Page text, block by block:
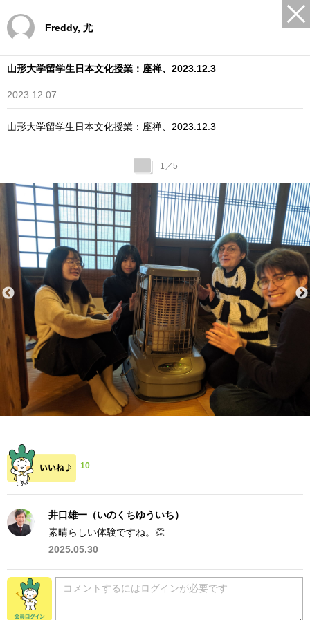
Freddy, 尤
山形大学留学生日本文化授業：座禅、2023.12.3
2023.12.07
山形大学留学生日本文化授業：座禅、2023.12.3
1 ／5
10
井口雄一（いのくちゆういち）
素晴らしい体験ですね。👏
2025.05.30